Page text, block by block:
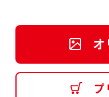
プ